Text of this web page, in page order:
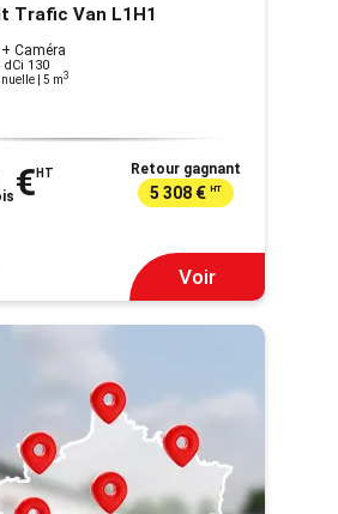
Trafic Van L1H1
Caméra
130
| 5 m3
€ HT Retour gagnant
5 308 € HT
Voir